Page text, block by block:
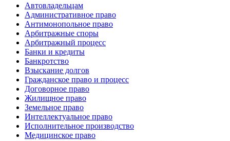
Автовладельцам
Административное право
Антимонопольное право
Арбитражные споры
Арбитражный процесс
Банки и кредиты
Банкротство
Взыскание долгов
Гражданское право и процесс
Договорное право
Жилищное право
Земельное право
Интеллектуальное право
Исполнительное производство
Медицинское право